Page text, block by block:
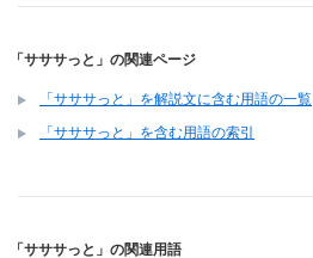
「サササっと」の関連ページ
「サササっと」を解説文に含む用語の一覧
「サササっと」を含む用語の索引
「サササっと」の関連用語